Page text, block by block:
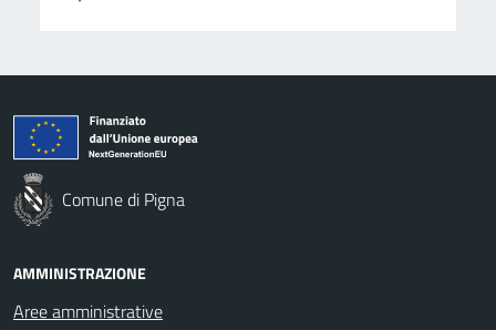
Comune di Pigna
AMMINISTRAZIONE
Aree amministrative